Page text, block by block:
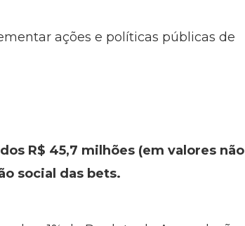
ações e políticas públicas de
R$ 45,7 milhões (em valores não
social das bets.